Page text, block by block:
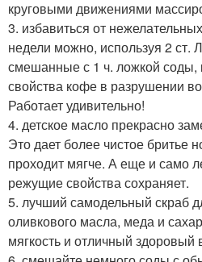
круговыми движениями
3. избавиться от
недели можно, используя 2 ст.
смешанные с 1 ч. ложкой соды,
свойства кофе в разрушении
Работает удивительно!
4. детское масло прекрасно
Это дает более чистое бритье
проходит мягче. А еще и само
режущие свойства сохраняет.
5. лучший самодельный скраб
оливкового масла, меда и
мягкость и отличный здоровый